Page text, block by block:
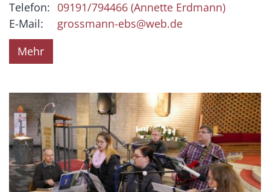
Telefon: 09191/794466 (Annette Erdmann)
E-Mail:
grossmann-ebs@web.de
Mehr